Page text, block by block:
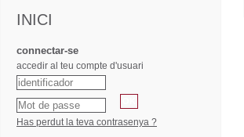
INICI
connectar-se
accedir al teu compte d'usuari
Has perdut la teva contrasenya ?